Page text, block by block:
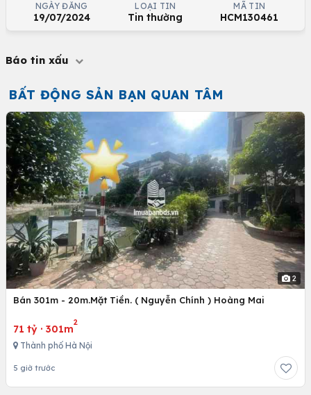
NGÀY ĐĂNG
19/07/2024
LOẠI TIN
Tin thường
MÃ TIN
HCM130461
Báo tin xấu
BẤT ĐỘNG SẢN BẠN QUAN TÂM
2
Bán 301m - 20m.Mặt Tiền. ( Nguyễn Chính ) Hoàng Mai
71 tỷ · 301m
2
Thành phố Hà Nội
5 giờ trước